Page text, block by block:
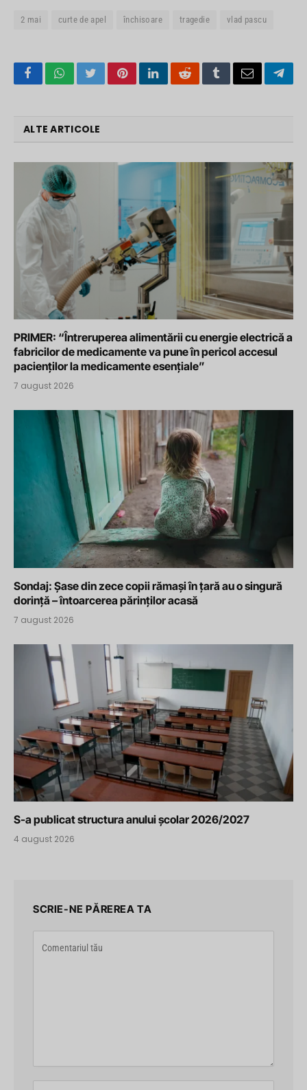
2 mai curte de apel închisoare tragedie vlad pascu
FacebookWhatsApp
TwitterPinterestLinkedInRedditTumblrEmail
ALTE ARTICOLE
PRIMER: “Întreruperea alimentării cu energie electrică a
fabricilor de medicamente va pune în pericol accesul
pacienților la medicamente esențiale”
7 august 2026
Sondaj: Șase din zece copii rămași în țară au o singură
dorință – întoarcerea părinților acasă
7 august 2026
S-a publicat structura anului școlar 2026/2027
4 august 2026
SCRIE-NE PĂREREA TA